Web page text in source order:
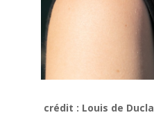
crédit : Louis de Ducla